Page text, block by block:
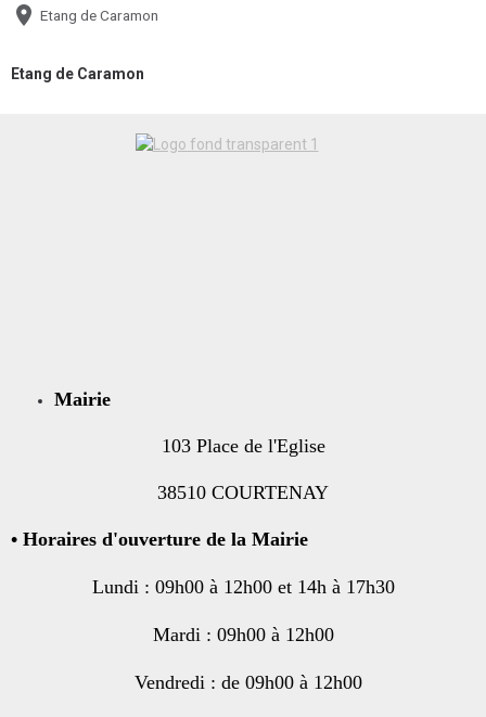
Etang de Caramon
Etang de Caramon
Mairie
103 Place de l'Eglise
38510 COURTENAY
• Horaires d'ouverture de la Mairie
Lundi : 09h00 à 12h00 et 14h à 17h30
Mardi : 09h00 à 12h00
Vendredi : de 09h00 à 12h00